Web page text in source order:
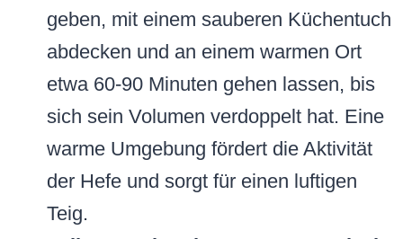
geben, mit einem sauberen Küchentuch
abdecken und an einem warmen Ort
etwa 60-90 Minuten gehen lassen, bis
sich sein Volumen verdoppelt hat. Eine
warme Umgebung fördert die Aktivität
der Hefe und sorgt für einen luftigen
Teig.